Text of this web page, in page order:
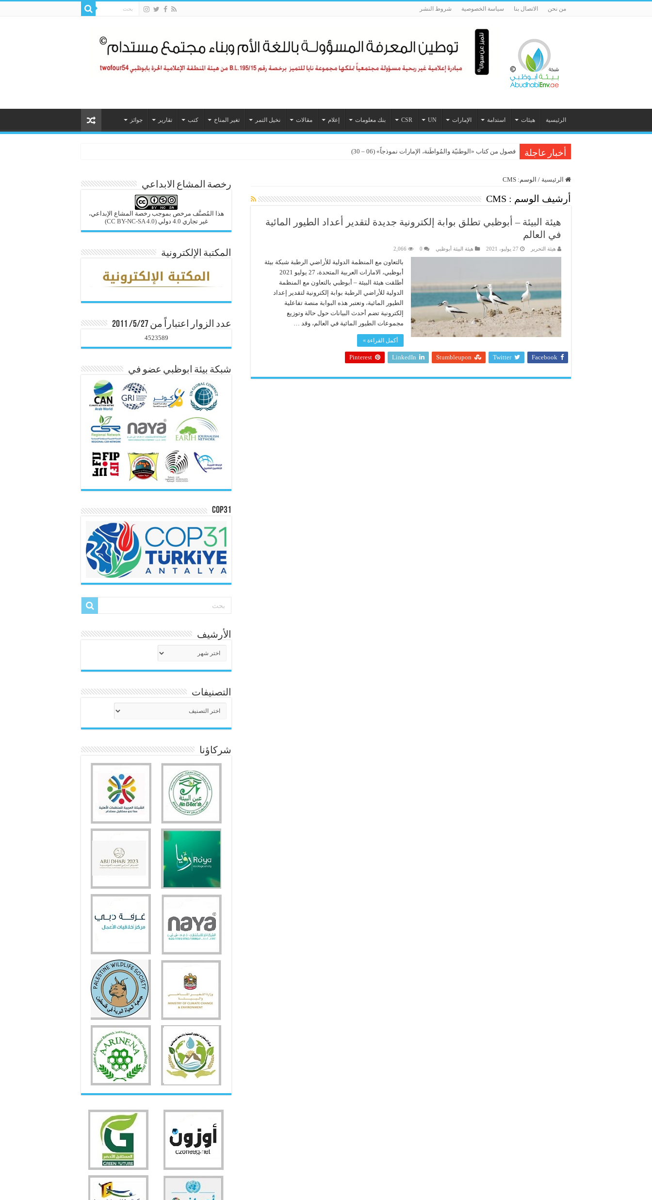
من نحن الاتصال بنا سياسة الخصوصية شروط النشر
الرئيسية هيئات استدامة الإمارات UN
CSR بنك معلومات إعلام مقالات نخيل التمر تغير المناخ كتب تقارير جوائز
أخبار عاجلة فصول من كتاب «الوطنيّة والمُواطَنة، الإمارات نموذجاً» (06 – 30)
الرئيسية / الوسم: CMS
أرشيف الوسم : CMS
هيئة البيئة – أبوظبي تطلق بوابة إلكترونية جديدة لتقدير أعداد الطيور المائية
في العالم
هيئة التحرير 27 يوليو، 2021 هيئة البيئة أبوظبي 0
2,066
بالتعاون مع المنظمة الدولية للأراضي الرطبة شبكة بيئة
أبوظبي، الامارات العربية المتحدة، 27 يوليو 2021
أطلقت هيئة البيئة – أبوظبي بالتعاون مع المنظمة
الدولية للأراضي الرطبة بوابة إلكترونية لتقدير إعداد
الطيور المائية، وتعتبر هذه البوابة منصة تفاعلية
إلكترونية تضم أحدث البيانات حول حالة وتوزيع
مجموعات الطيور المائية في العالم، وقد …
أكمل القراءة »
Facebook
Twitter
Stumbleupon
LinkedIn
Pinterest
رخصة المشاع الابداعي
هذا المُصنَّف مرخص بموجب رخصة المشاع الإبداعي،
غير تجاري 4.0 دولي
(CC BY-NC-SA 4.0)
المكتبة الإلكترونية
عدد الزوار اعتباراً من 5/27/ 2011
4523589
شبكة بيئة ابوظبي عضو في
COP31
الأرشيف
التصنيفات
شركاؤنا